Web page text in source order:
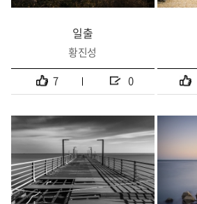
일출
황진성
7
0